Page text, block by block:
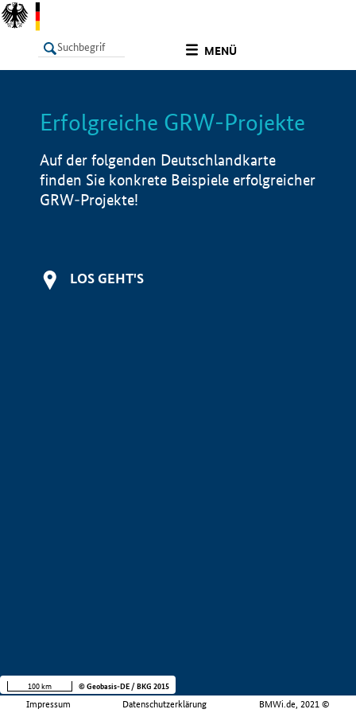
MENÜ
LISTE Info
Erfolgreiche GRW-Projekte
Auf der folgenden Deutschlandkarte
finden Sie konkrete Beispiele erfolgreicher
GRW-Projekte!
LOS GEHT'S
Impressum Datenschutzerklärung BMWi.de, 2021 ©
100 km © Geobasis-DE / BKG 2015